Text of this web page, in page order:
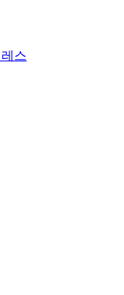
스